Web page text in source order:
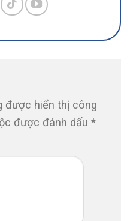
được hiển thị công
được đánh dấu *